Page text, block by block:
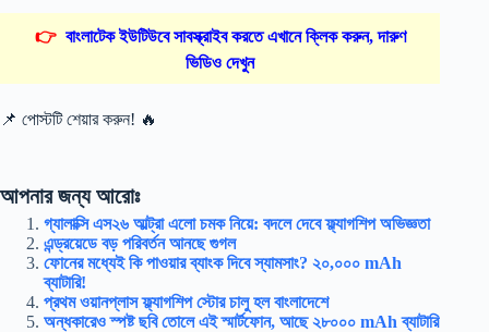
👉 বাংলাটেক ইউটিউবে সাবস্ক্রাইব করতে এখানে ক্লিক করুন, দারুণ
ভিডিও দেখুন
📌 পোস্টটি শেয়ার করুন! 🔥
আপনার জন্য আরোঃ
গ্যালাক্সি এস২৬ আল্ট্রা এলো চমক নিয়ে: বদলে দেবে ফ্ল্যাগশিপ অভিজ্ঞতা
এন্ড্রয়েডে বড় পরিবর্তন আনছে গুগল
ফোনের মধ্যেই কি পাওয়ার ব্যাংক দিবে স্যামসাং? ২০,০০০ mAh
ব্যাটারি!
প্রথম ওয়ানপ্লাস ফ্ল্যাগশিপ স্টোর চালু হল বাংলাদেশে
অন্ধকারেও স্পষ্ট ছবি তোলে এই স্মার্টফোন, আছে ২৮০০০ mAh ব্যাটারি